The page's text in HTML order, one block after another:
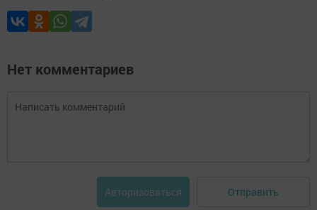
Нет комментариев
Авторизоваться Отправить